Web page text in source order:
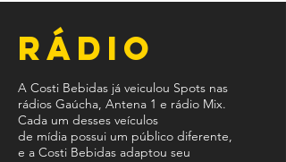
rádio
A Costi Bebidas já veiculou Spots nas
rádios Gaúcha, Antena 1 e rádio Mix.
Cada um desses veículos
de mídia possui um público diferente,
e a Costi Bebidas adaptou seu